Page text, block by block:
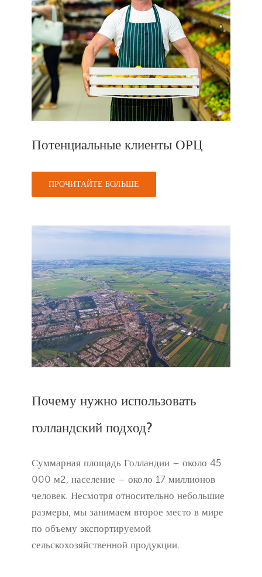
Потенциальные клиенты ОРЦ
ПРОЧИТАЙТЕ БОЛЬШЕ
Почему нужно использовать
голландский подход?
Суммарная площадь Голландии – около 45
000 м2, население – около 17 миллионов
человек. Несмотря относительно небольшие
размеры, мы занимаем второе место в мире
по объему экспортируемой
сельскохозяйственной продукции.